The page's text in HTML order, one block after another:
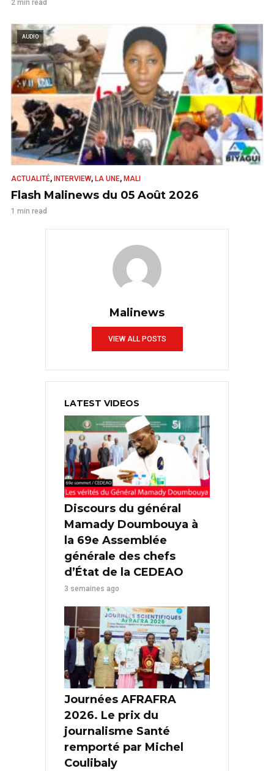
2 min read
AUDIO
ACTUALITÉ, INTERVIEW, LA UNE, MALI
Flash Malinews du 05 Août 2026
1 min read
Malinews
VIEW ALL POSTS
LATEST VIDEOS
Discours du général
Mamady Doumbouya à
la 69e Assemblée
générale des chefs
d’État de la CEDEAO
3 semaines ago
Journées AFRAFRA
2026. Le prix du
journalisme Santé
remporté par Michel
Coulibaly